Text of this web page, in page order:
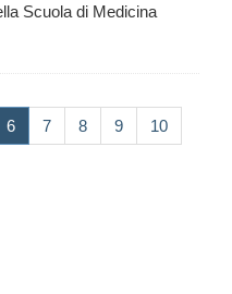
Scuola di Medicina
6(current)
7 8 9 10